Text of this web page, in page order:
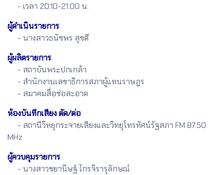
- เวลา 20.10-21.00 น.
ผู้ดำเนินรายการ
- นางสาวธนัชพร สุขดี
ผู้ผลิตรายการ
- สถาบันพระปกเกล้า
- สำนักงานเลขาธิการสภาผู้แทนราษฎร
- สมาคมสื่อช่อสะอาด
ห้องบันทึกเสียง ตัด/ต่อ
- สถานีวิทยุกระจายเสียงและวิทยุโทรทัศน์รัฐสภา FM 87.50
MHz
ผู้ควบคุมรายการ
- นางสาวชยานิษฐ์ ไกรจิรารุลักษณ์